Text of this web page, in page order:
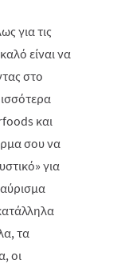
για τις
είναι να
στο
και
σου να
για
τα
οι